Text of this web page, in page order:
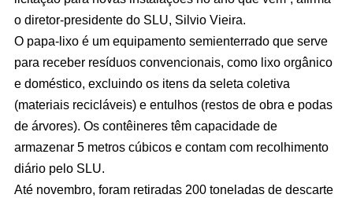
o diretor-presidente do SLU, Silvio Vieira.
O papa-lixo é um equipamento semienterrado que serve
para receber resíduos convencionais, como lixo orgânico
e doméstico, excluindo os itens da seleta coletiva
(materiais recicláveis) e entulhos (restos de obra e podas
de árvores). Os contêineres têm capacidade de
armazenar 5 metros cúbicos e contam com recolhimento
diário pelo SLU.
Até novembro, foram retiradas 200 toneladas de descarte